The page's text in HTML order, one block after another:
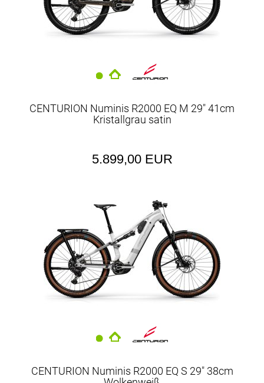
CENTURION Numinis R2000 EQ M 29" 41cm
Kristallgrau satin
5.899,00 EUR
CENTURION Numinis R2000 EQ S 29" 38cm